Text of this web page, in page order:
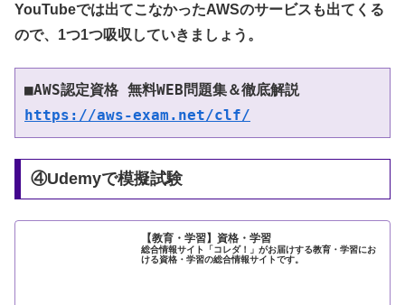
YouTubeでは出てこなかったAWSのサービスも出てくる
ので、1つ1つ吸収していきましょう。
■AWS認定資格 無料WEB問題集＆徹底解説
https://aws-exam.net/clf/
④Udemyで模擬試験
【教育・学習】資格・学習
総合情報サイト「コレダ！」がお届けする教育・学習にお
ける資格・学習の総合情報サイトです。